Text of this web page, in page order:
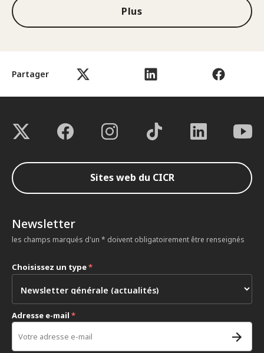
Partager
Plus
Sites web du CICR
Newsletter
les champs marqués d'un * doivent obligatoirement être renseignés
Choisissez un type*
Adresse e-mail *